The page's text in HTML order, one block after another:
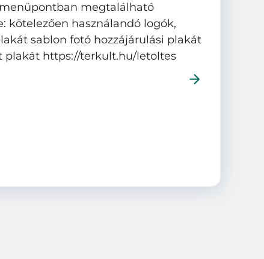
megtalálható
kötelezően használandó logók,
sablon fotó hozzájárulási plakát
plakát https://terkult.hu/letoltes